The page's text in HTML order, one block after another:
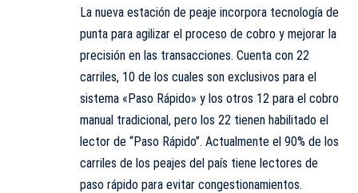
La nueva estación de peaje incorpora tecnología de
punta para agilizar el proceso de cobro y mejorar la
precisión en las transacciones. Cuenta con 22
carriles, 10 de los cuales son exclusivos para el
sistema «Paso Rápido» y los otros 12 para el cobro
manual tradicional, pero los 22 tienen habilitado el
lector de “Paso Rápido”. Actualmente el 90% de los
carriles de los peajes del país tiene lectores de
paso rápido para evitar congestionamientos.